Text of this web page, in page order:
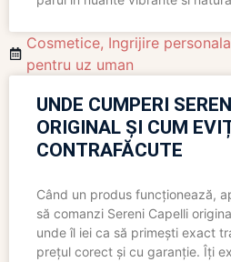
Cosmetice, Ingrijire personala
pentru uz uman
UNDE CUMPERI
ORIGINAL ȘI CUM
CONTRAFĂCUTE
Când un produs funcționează,
să comanzi Sereni Capelli
unde îl iei ca să primești exact
prețul corect și cu garanție. Îți